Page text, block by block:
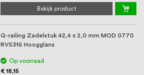
Bekijk product
Q-railing Zadelstuk 42,4 x 2,0 mm MOD 0770
RVS316 Hoogglans
Op voorraad
€ 18,15